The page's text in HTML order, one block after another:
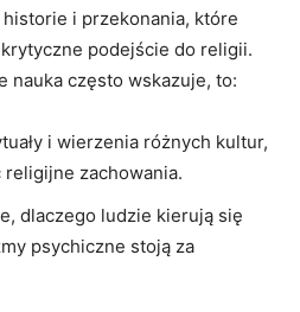
i przekonania, które
​krytyczne podejście do religii.
nauka‍ często wskazuje, to:
i wierzenia różnych kultur,
‌zachowania.
dlaczego ⁣ludzie kierują się
psychiczne stoją za